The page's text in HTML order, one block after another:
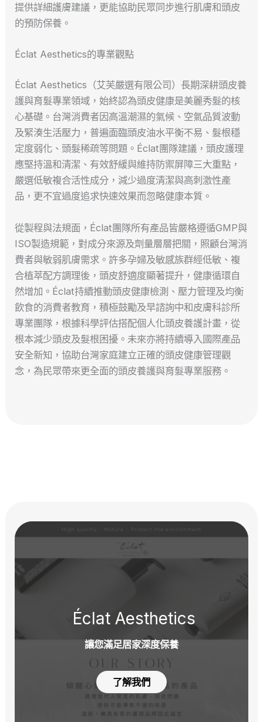
提供詳細護膚建議，更能協助民眾同步進行肌膚和頭皮
的預防保養。
Éclat Aesthetics的專業觀點
Éclat Aesthetics（艾芙嚴選有限公司）長期深耕頭皮養
護與育髮專業領域，始終認為頭皮健康是美麗秀髮的核
心基礎。台灣消費者因高溫潮濕的氣候、空氣品質波動
及緊湊生活壓力，普遍面臨頭皮油水平衡不易、髮根穩
定度弱化、頭髮稀疏等問題。Éclat團隊建議，頭皮護理
應堅持溫和清潔、有效舒緩與維持防禦屏障三大重點，
嚴選低敏複合活性成分，減少過度清潔與高刺激性產
品，更不宜過度追求快速效果而忽略健康本質。
從製程與法規面，Éclat團隊所有產品皆嚴格遵循GMP與
ISO製造規範，對成分來源及劑量層層把關，照顧台灣消
費者與敏弱肌膚需求。許多孕婦及敏感族群經低敏、複
合植萃配方調理後，頭皮舒適度顯著提升，健康循環自
然增加。Éclat持續推動頭皮健康檢測、壓力管理及均衡
飲食的消費者教育，積極鼓勵及早諮詢中和皮膚科診所
專業團隊，根據科學評估搭配個人化頭皮養護計畫，從
根本減少頭皮及髮根困擾。未來亦將持續導入國際產品
安全新知，協助台灣家庭建立正確的頭皮健康管理觀
念，為民眾帶來更全面的頭皮養護與育髮專業服務。
Éclat Aesthetics
讓您滿足居家深度保養
了解我們